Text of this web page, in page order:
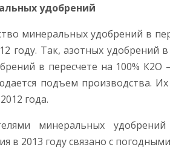
удобрений
минеральных удобрений в
году. Так, азотных удобрений
в пересчете на 100% К2О
подъем производства.
года.
минеральных удобрений
в 2013 году связано с